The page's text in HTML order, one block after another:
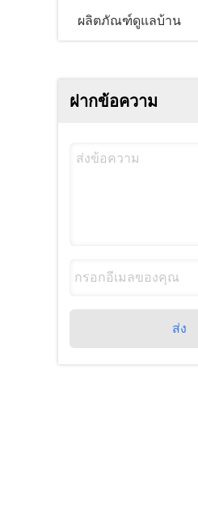
ผลิตภัณฑ์ดูแลบ้าน
ฝากข้อความ
ส่ง